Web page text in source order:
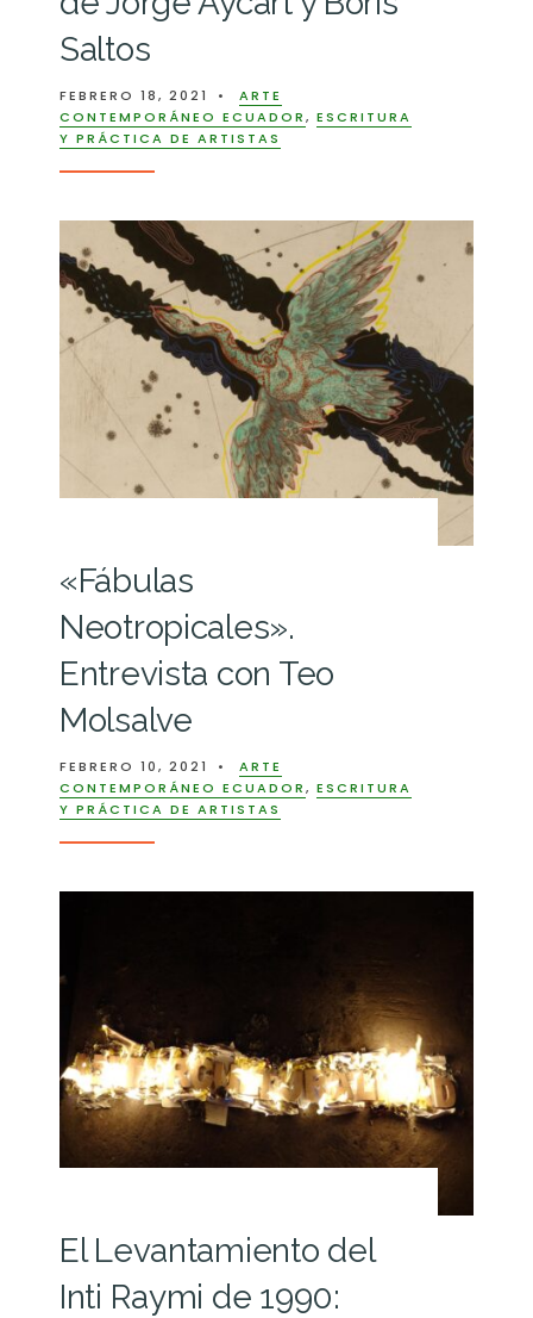
Saltos
FEBRERO 18, 2021 •
ARTE
CONTEMPORÁNEO ECUADOR, ESCRITURA
Y PRÁCTICA DE ARTISTAS
«Fábulas
Neotropicales».
Entrevista con Teo
Molsalve
FEBRERO 10, 2021 •
ARTE
CONTEMPORÁNEO ECUADOR, ESCRITURA
Y PRÁCTICA DE ARTISTAS
El Levantamiento del
Inti Raymi de 1990: